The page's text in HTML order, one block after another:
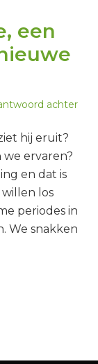
een
achter
hij eruit?
we ervaren?
en dat is
willen los
periodes in
We snakken